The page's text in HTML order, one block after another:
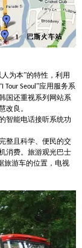
人为本”的特性，利用
I Tour Seoul ”应用服务系
国还重视系列网站系
改良。
智能电话接听系统功
整且科学、便民的交
消费。旅游观光巴士
旅游车的位置，电视